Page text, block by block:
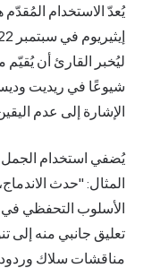
يُعدّ الاستخدام
ليُخبر القارئ أن يُقيّم
شيوعًا في ريديت
الإشارة إلى عدم
يُضفي استخدام الجمل
الأسلوب التحفظي في
تعليق جانبي منه إلى
مناقشات سلاك وردود